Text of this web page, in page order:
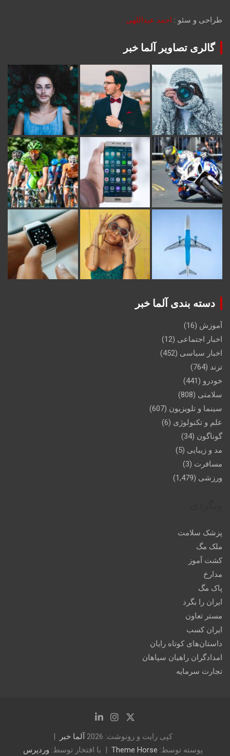
طراحی و سئو : احمد عبداللهی
گالری تصاویر آلما خبر
دسته بندی آلما خبر
آموزش (16)
اخبار اجتماعی (12)
اخبار سیاسی (452)
ترند (764)
خودرو (441)
سلامتی (808)
سینما و تلویزیون (607)
علم و تکنولوژی (6)
گوناگون (34)
مد و زیبایی (5)
مسافرت (3)
ورزشی (1,479)
پزشک سلامت
ملک مگ
کشت آموز
مدارخ
پاک مگ
ایران را بگرد
مستر تعاون
ایران کسب
داستان‌های کوتاه رایان
امدادگران راهیان سپاهان
تجارت سرمایه
کپی رایت و رونوشت: 2026
آلما خبر
پوسته توسط: Theme Horse با افتخار توسط: وردپرس